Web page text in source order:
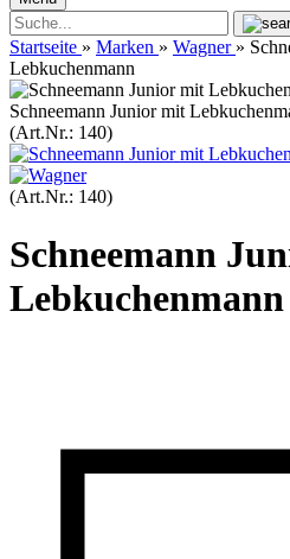
Startseite » Marken » Wagner »
Lebkuchenmann
Schneemann Junior mit
(Art.Nr.: 140)
(Art.Nr.: 140)
Schneemann
Lebkuchenmann